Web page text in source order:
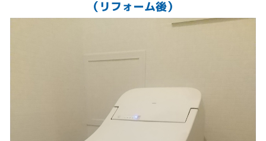
（リフォーム後）